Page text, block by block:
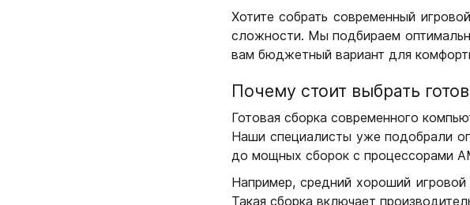
Хотите собрать современный
сложности. Мы подбираем
вам бюджетный вариант для
Почему стоит выбрать
Готовая сборка современного
Наши специалисты уже подобрали
до мощных сборок с процессорами
Например, средний хороший
Такая сборка включает